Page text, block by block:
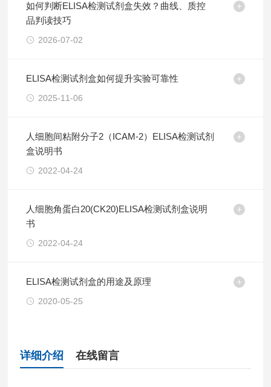
如何判断ELISA检测试剂盒失效？曲线、质控
品判读技巧
2026-07-02
ELISA检测试剂盒如何提升实验可靠性
2025-11-06
人细胞间粘附分子2（ICAM-2）ELISA检测试剂
盒说明书
2022-04-24
人细胞角蛋白20(CK20)ELISA检测试剂盒说明
书
2022-04-24
ELISA检测试剂盒的用途及原理
2020-05-25
详细介绍 在线留言